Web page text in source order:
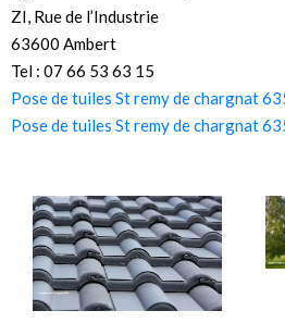
ZI, Rue de l’Industrie
63600 Ambert
Tel : 07 66 53 63 15
Pose de tuiles St remy de chargnat
Pose de tuiles St remy de chargnat